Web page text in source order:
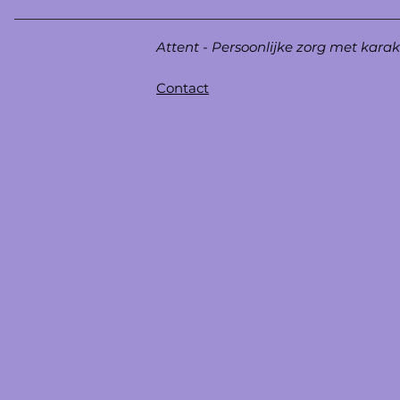
Attent - Persoonlijke zorg met
Contact